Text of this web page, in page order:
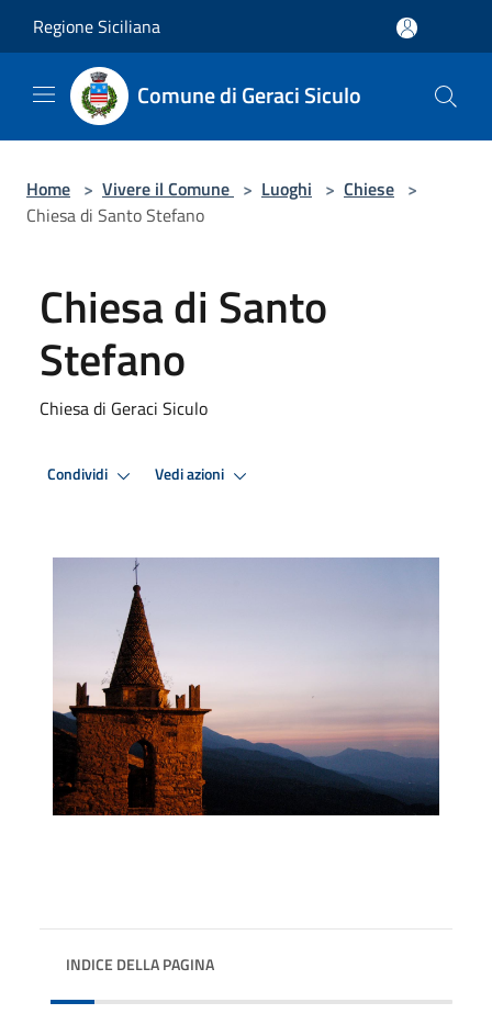
Regione Siciliana
Comune di Geraci Siculo
Home > Vivere il Comune > Luoghi > Chiese >
Chiesa di Santo Stefano
Chiesa di Santo
Stefano
Chiesa di Geraci Siculo
Condividi Vedi azioni
INDICE DELLA PAGINA